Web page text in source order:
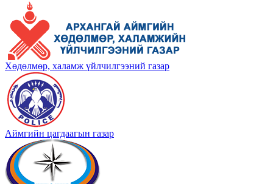
Хөдөлмөр, халамж үйлчилгээний газар
Аймгийн цагдаагын газар